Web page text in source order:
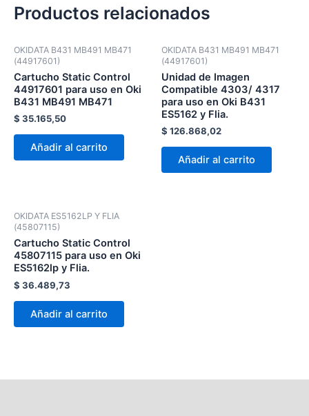
Productos relacionados
OKIDATA B431 MB491 MB471
(44917601)
Cartucho Static Control
44917601 para uso en Oki
B431 MB491 MB471
$ 35.165,50
Añadir al carrito
OKIDATA B431 MB491 MB471
(44917601)
Unidad de Imagen
Compatible 4303/ 4317
para uso en Oki B431
ES5162 y Flia.
$ 126.868,02
Añadir al carrito
OKIDATA ES5162LP Y FLIA
(45807115)
Cartucho Static Control
45807115 para uso en Oki
ES5162lp y Flia.
$ 36.489,73
Añadir al carrito